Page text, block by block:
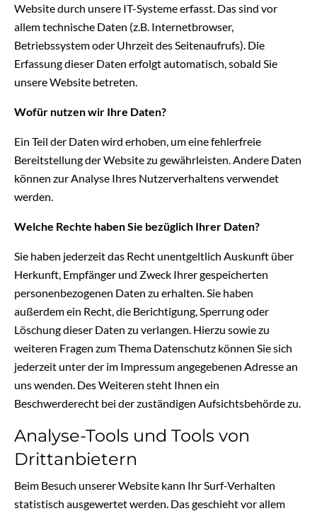
Website durch unsere IT-Systeme erfasst. Das sind vor
allem technische Daten (z.B. Internetbrowser,
Betriebssystem oder Uhrzeit des Seitenaufrufs). Die
Erfassung dieser Daten erfolgt automatisch, sobald Sie
unsere Website betreten.
Wofür nutzen wir Ihre Daten?
Ein Teil der Daten wird erhoben, um eine fehlerfreie
Bereitstellung der Website zu gewährleisten. Andere Daten
können zur Analyse Ihres Nutzerverhaltens verwendet
werden.
Welche Rechte haben Sie bezüglich Ihrer Daten?
Sie haben jederzeit das Recht unentgeltlich Auskunft über
Herkunft, Empfänger und Zweck Ihrer gespeicherten
personenbezogenen Daten zu erhalten. Sie haben
außerdem ein Recht, die Berichtigung, Sperrung oder
Löschung dieser Daten zu verlangen. Hierzu sowie zu
weiteren Fragen zum Thema Datenschutz können Sie sich
jederzeit unter der im Impressum angegebenen Adresse an
uns wenden. Des Weiteren steht Ihnen ein
Beschwerderecht bei der zuständigen Aufsichtsbehörde zu.
Analyse-Tools und Tools von
Drittanbietern
Beim Besuch unserer Website kann Ihr Surf-Verhalten
statistisch ausgewertet werden. Das geschieht vor allem